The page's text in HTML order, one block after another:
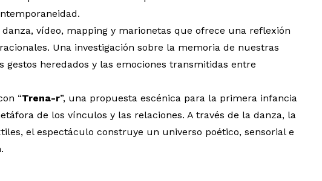
danza, vídeo, mapping y marionetas que ofrece una reflexión
Una investigación sobre la memoria de nuestras
heredados y las emociones transmitidas entre
“Trena-r”, una propuesta escénica para la primera infancia
de los vínculos y las relaciones. A través de la danza, la
el espectáculo construye un universo poético, sensorial e